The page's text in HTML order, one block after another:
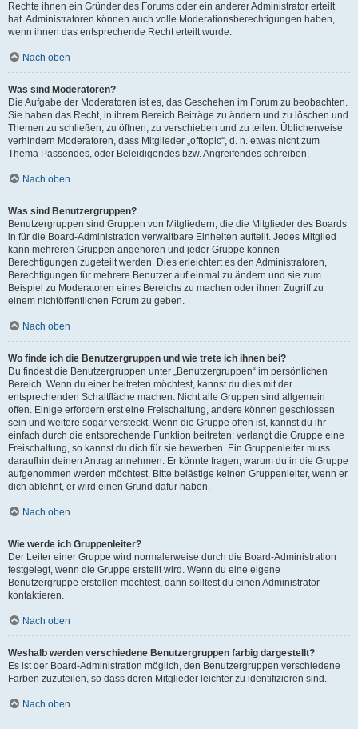
Rechte ihnen ein Gründer des Forums oder ein anderer Administrator erteilt
hat. Administratoren können auch volle Moderationsberechtigungen haben,
wenn ihnen das entsprechende Recht erteilt wurde.
Nach oben
Was sind Moderatoren?
Die Aufgabe der Moderatoren ist es, das Geschehen im Forum zu beobachten.
Sie haben das Recht, in ihrem Bereich Beiträge zu ändern und zu löschen und
Themen zu schließen, zu öffnen, zu verschieben und zu teilen. Üblicherweise
verhindern Moderatoren, dass Mitglieder „offtopic“, d. h. etwas nicht zum
Thema Passendes, oder Beleidigendes bzw. Angreifendes schreiben.
Nach oben
Was sind Benutzergruppen?
Benutzergruppen sind Gruppen von Mitgliedern, die die Mitglieder des Boards
in für die Board-Administration verwaltbare Einheiten aufteilt. Jedes Mitglied
kann mehreren Gruppen angehören und jeder Gruppe können
Berechtigungen zugeteilt werden. Dies erleichtert es den Administratoren,
Berechtigungen für mehrere Benutzer auf einmal zu ändern und sie zum
Beispiel zu Moderatoren eines Bereichs zu machen oder ihnen Zugriff zu
einem nichtöffentlichen Forum zu geben.
Nach oben
Wo finde ich die Benutzergruppen und wie trete ich ihnen bei?
Du findest die Benutzergruppen unter „Benutzergruppen“ im persönlichen
Bereich. Wenn du einer beitreten möchtest, kannst du dies mit der
entsprechenden Schaltfläche machen. Nicht alle Gruppen sind allgemein
offen. Einige erfordern erst eine Freischaltung, andere können geschlossen
sein und weitere sogar versteckt. Wenn die Gruppe offen ist, kannst du ihr
einfach durch die entsprechende Funktion beitreten; verlangt die Gruppe eine
Freischaltung, so kannst du dich für sie bewerben. Ein Gruppenleiter muss
daraufhin deinen Antrag annehmen. Er könnte fragen, warum du in die Gruppe
aufgenommen werden möchtest. Bitte belästige keinen Gruppenleiter, wenn er
dich ablehnt, er wird einen Grund dafür haben.
Nach oben
Wie werde ich Gruppenleiter?
Der Leiter einer Gruppe wird normalerweise durch die Board-Administration
festgelegt, wenn die Gruppe erstellt wird. Wenn du eine eigene
Benutzergruppe erstellen möchtest, dann solltest du einen Administrator
kontaktieren.
Nach oben
Weshalb werden verschiedene Benutzergruppen farbig dargestellt?
Es ist der Board-Administration möglich, den Benutzergruppen verschiedene
Farben zuzuteilen, so dass deren Mitglieder leichter zu identifizieren sind.
Nach oben